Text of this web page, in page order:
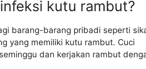
kutu rambut?
barang-barang pribadi seperti
yang memiliki kutu rambut. Cuci
dan kerjakan rambut